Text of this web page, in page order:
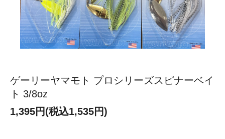
ゲーリーヤマモト プロシリーズスピナーベイ
ト 3/8oz
1,395円(税込1,535円)